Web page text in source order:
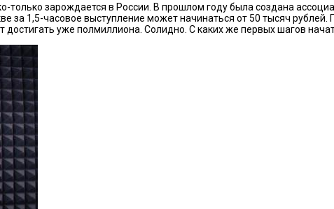
только зарождается в России. В прошлом году была создана
за 1,5-часовое выступление может начинаться от 50 тысяч рублей.
уже полмиллиона. Солидно. С каких же первых шагов